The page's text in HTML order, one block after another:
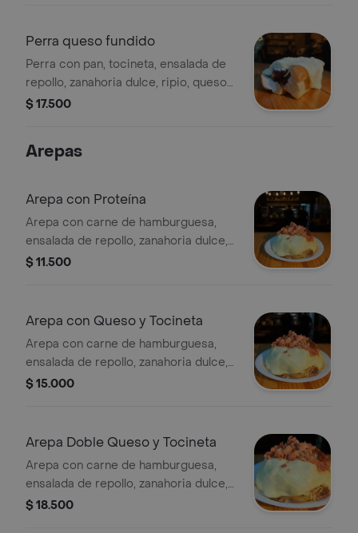
Perra queso fundido
Perra con pan, tocineta, ensalada de
repollo, zanahoria dulce, ripio, queso
fundido y salsas de la casa.
$ 17.500
Arepas
Arepa con Proteína
Arepa con carne de hamburguesa,
ensalada de repollo, zanahoria dulce,
ripio, salsas de la casa y proteína a
$ 11.500
Arepa con Queso y Tocineta
Arepa con carne de hamburguesa,
ensalada de repollo, zanahoria dulce,
ripio, salsas de la casa, queso y
$ 15.000
Arepa Doble Queso y Tocineta
Arepa con carne de hamburguesa,
ensalada de repollo, zanahoria dulce,
ripio, salsas de la casa, doble queso y
$ 18.500